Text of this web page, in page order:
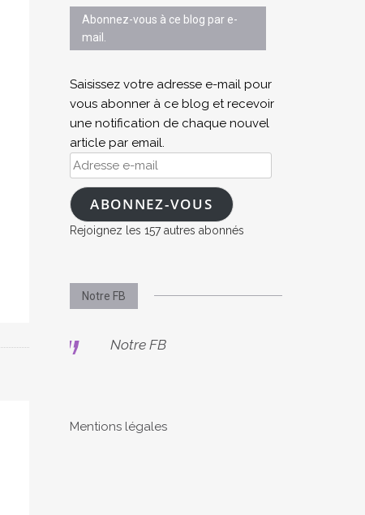
Abonnez-vous à ce blog par e-
mail.
Saisissez votre adresse e-mail pour
vous abonner à ce blog et recevoir
une notification de chaque nouvel
article par email.
Adresse
e-
mailABONNEZ-VOUS
Rejoignez les 157 autres abonnés
Notre FB
Notre FB
Mentions légales